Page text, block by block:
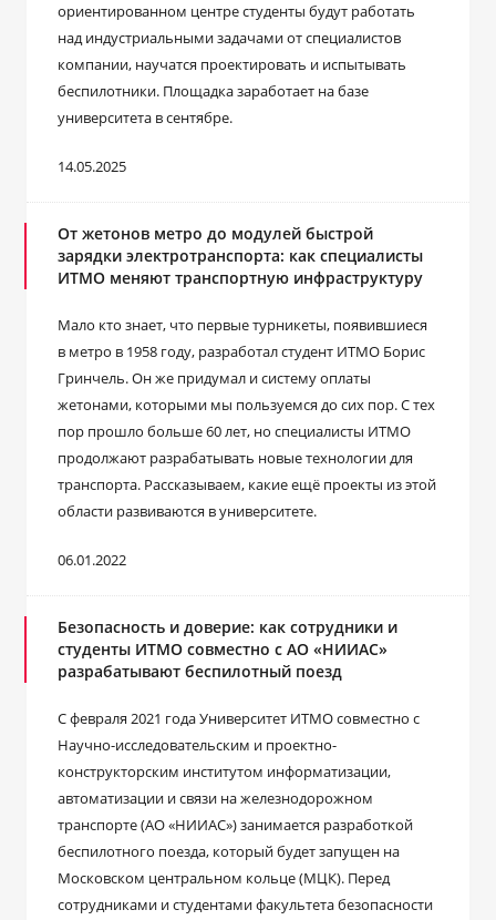
ориентированном центре студенты будут работать
над индустриальными задачами от специалистов
компании, научатся проектировать и испытывать
беспилотники. Площадка заработает на базе
университета в сентябре.
14.05.2025
От жетонов метро до модулей быстрой
зарядки электротранспорта: как специалисты
ИТМО меняют транспортную инфраструктуру
Мало кто знает, что первые турникеты, появившиеся
в метро в 1958 году, разработал студент ИТМО Борис
Гринчель. Он же придумал и систему оплаты
жетонами, которыми мы пользуемся до сих пор. С тех
пор прошло больше 60 лет, но специалисты ИТМО
продолжают разрабатывать новые технологии для
транспорта. Рассказываем, какие ещё проекты из этой
области развиваются в университете.
06.01.2022
Безопасность и доверие: как сотрудники и
студенты ИТМО совместно с АО «НИИАС»
разрабатывают беспилотный поезд
С февраля 2021 года Университет ИТМО совместно с
Научно-исследовательским и проектно-
конструкторским институтом информатизации,
автоматизации и связи на железнодорожном
транспорте (АО «НИИАС») занимается разработкой
беспилотного поезда, который будет запущен на
Московском центральном кольце (МЦК). Перед
сотрудниками и студентами факультета безопасности